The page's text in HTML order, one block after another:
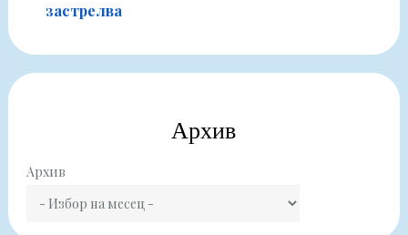
застрелва
Архив
Архив